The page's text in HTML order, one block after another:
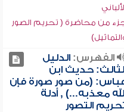
من محاضرة ( تحريم الصور
الفهرس:الدليل
حديث ابن
(من صور صورة فإن
معذبه...) , أدلة
التصور